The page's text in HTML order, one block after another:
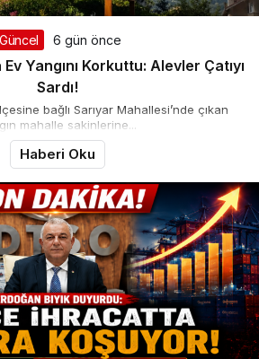
Güncel 6 gün önce
Yangını Korkuttu: Alevler Çatıyı
Sardı!
bağlı Sarıyar Mahallesi’nde çıkan
mahalle sakinlerine...
Haberi Oku